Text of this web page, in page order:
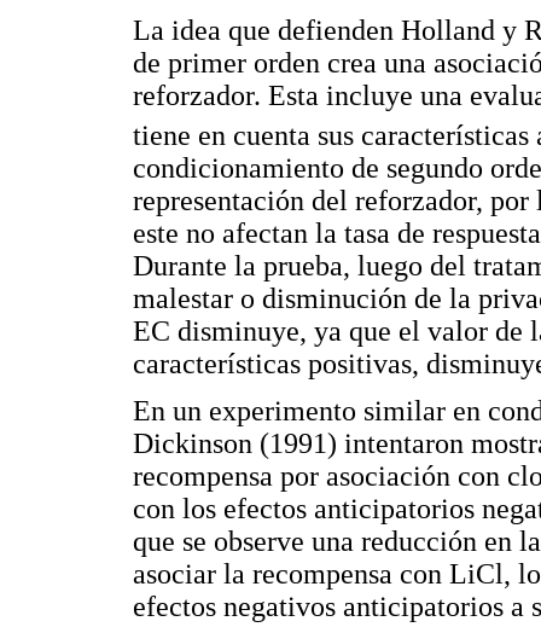
La idea que defienden Holland y
de primer orden crea una
reforzador. Esta incluye una
tiene en cuenta sus
condicionamiento de segundo
representación del reforzador,
este no afectan la tasa de
Durante la prueba, luego del
malestar o disminución de la
EC disminuye, ya que el valor de
características positivas,
En un experimento similar en
Dickinson (1991) intentaron
recompensa por asociación con
con los efectos anticipatorios
que se observe una reducción en
asociar la recompensa con LiCl,
efectos negativos anticipatorios a